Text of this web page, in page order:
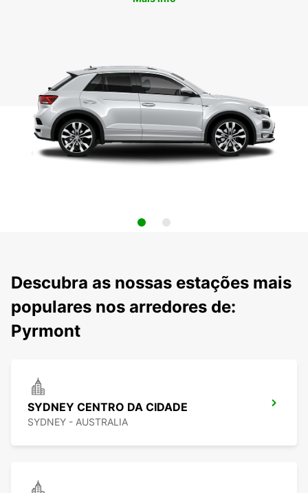
Descubra as nossas estações mais
populares nos arredores de:
Pyrmont
SYDNEY CENTRO DA CIDADE
SYDNEY - AUSTRALIA